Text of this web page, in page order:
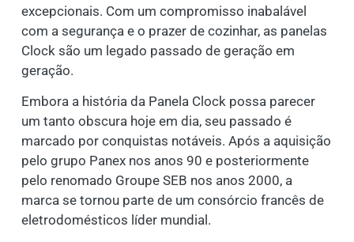
excepcionais. Com um compromisso inabalável
com a segurança e o prazer de cozinhar, as panelas
Clock são um legado passado de geração em
geração.
Embora a história da Panela Clock possa parecer
um tanto obscura hoje em dia, seu passado é
marcado por conquistas notáveis. Após a aquisição
pelo grupo Panex nos anos 90 e posteriormente
pelo renomado Groupe SEB nos anos 2000, a
marca se tornou parte de um consórcio francês de
eletrodomésticos líder mundial.